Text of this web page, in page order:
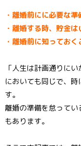
・離婚前にに必要な準
・離婚する時、貯金
・離婚前に知っておく
「人生は計画通りに
においても同じで、
す。
離婚の準備を怠ってい
もあります。